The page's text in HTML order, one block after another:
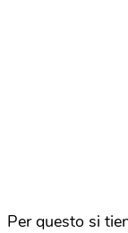
Per questo si